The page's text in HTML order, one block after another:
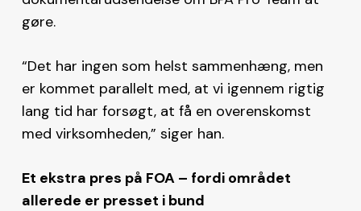
gøre.
“Det har ingen som helst sammenhæng, men
er kommet parallelt med, at vi igennem rigtig
lang tid har forsøgt, at få en overenskomst
med virksomheden,” siger han.
Et ekstra pres på FOA – fordi området
allerede er presset i bund